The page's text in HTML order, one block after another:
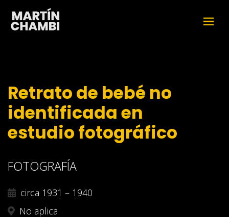
Retrato de bebé no
identificada en
estudio fotográfico
FOTOGRAFÍA
circa 1931 – 1940
No aplica